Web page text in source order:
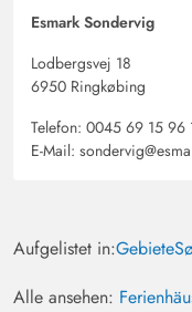
Esmark Sondervig
Lodbergsvej 18
6950 Ringkøbing
Telefon: 0045 69 15 96
E-Mail:
Aufgelistet in:Gebiete
Alle ansehen: